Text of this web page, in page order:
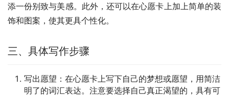
添一份别致与美感。此外，还可以在心愿卡上加上简单的装
饰和图案，使其更具个性化。
三、具体写作步骤
写出愿望：在心愿卡上写下自己的梦想或愿望，用简洁
明了的词汇表达。注意要选择自己真正渴望的，具有可